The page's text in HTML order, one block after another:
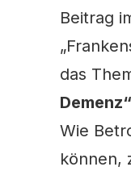
Beitrag
das
Wie
können,